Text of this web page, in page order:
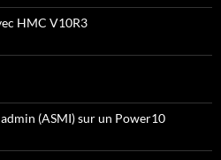
HMC V10R3
(ASMI) sur un Power10